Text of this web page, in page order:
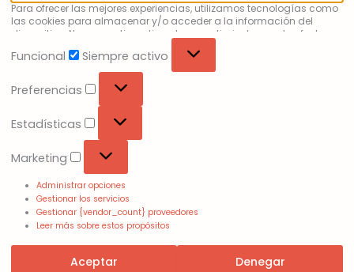
Para ofrecer las mejores experiencias, utilizamos tecnologías como
las cookies para almacenar y/o acceder a la información del
dispositivo. No consentir o retirar el consentimiento, puede afectar
Funcional Siempre activo
Preferencias
Estadísticas
Marketing
Administrar opciones
Gestionar los servicios
Gestionar {vendor_count} proveedores
Leer más sobre estos propósitos
Aceptar Denegar